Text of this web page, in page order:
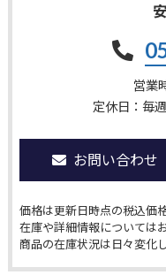
営業
定休日：毎
お問い合わせ
価格は更新日時点の税込価格
在庫や詳細情報については
商品の在庫状況は日々変化